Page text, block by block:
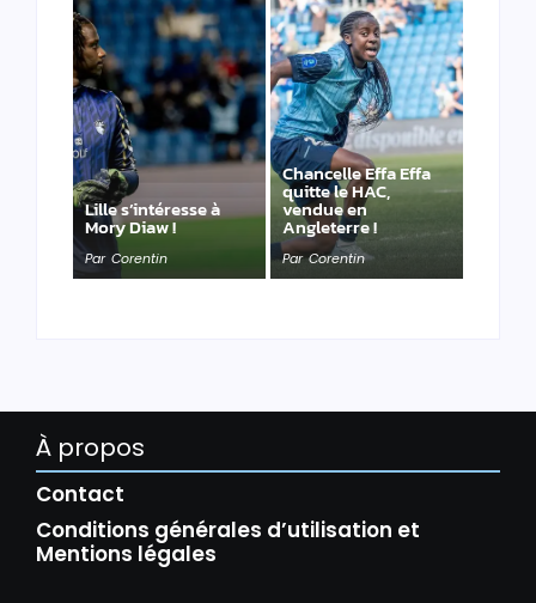
Lille s’intéresse à
Mory Diaw !
Par Corentin
Chancelle Effa Effa
quitte le HAC,
vendue en
Angleterre !
Par Corentin
À propos
Contact
Conditions générales d’utilisation et
Mentions légales